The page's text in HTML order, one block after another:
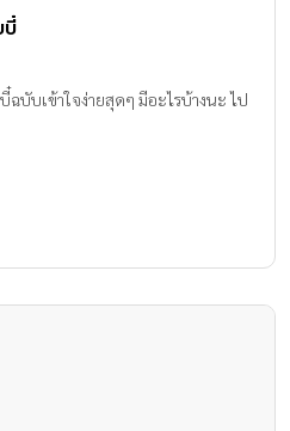
บี๋
บับเข้าใจง่ายสุดๆ มีอะไรบ้างนะ ไป